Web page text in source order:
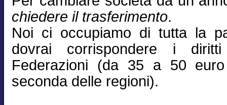
chiedere il trasferimento.
Noi ci occupiamo di tutta la
dovrai corrispondere i
Federazioni (da 35 a 50
seconda delle regioni).